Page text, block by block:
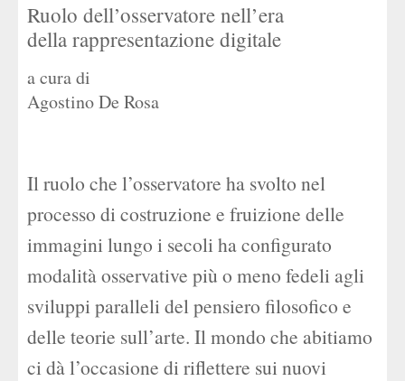
Ruolo dell’osservatore nell’era
della rappresentazione digitale
a cura di
Agostino De Rosa
Il ruolo che l’osservatore ha svolto nel
processo di costruzione e fruizione delle
immagini lungo i secoli ha configurato
modalità osservative più o meno fedeli agli
sviluppi paralleli del pensiero filosofico e
delle teorie sull’arte. Il mondo che abitiamo
ci dà l’occasione di riflettere sui nuovi